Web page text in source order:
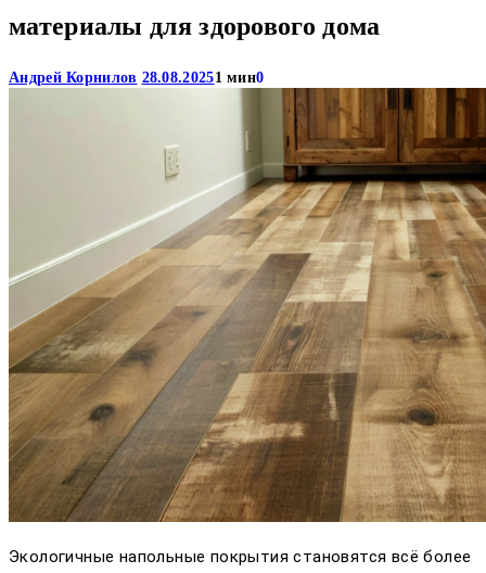
материалы для здорового дома
Андрей Корнилов 28.08.20251 мин0
Экологичные напольные покрытия становятся всё более